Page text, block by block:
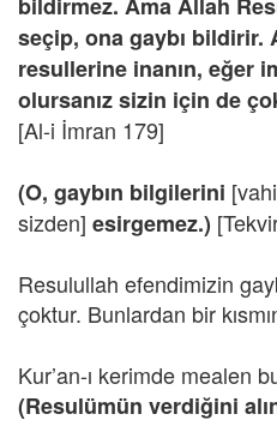
seçip, ona gaybı bildirir.
resullerine inanın, eğer
olursanız sizin için de
[Al-i İmran 179]
(O, gaybın bilgilerini
sizden] esirgemez.)
Resulullah efendimizin
çoktur. Bunlardan bir
Kur’an-ı kerimde mealen
(Resulümün verdiğini